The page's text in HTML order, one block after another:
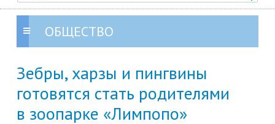
ОБЩЕСТВО
Зебры, харзы и пингвины
готовятся стать родителями
в зоопарке «Лимпопо»